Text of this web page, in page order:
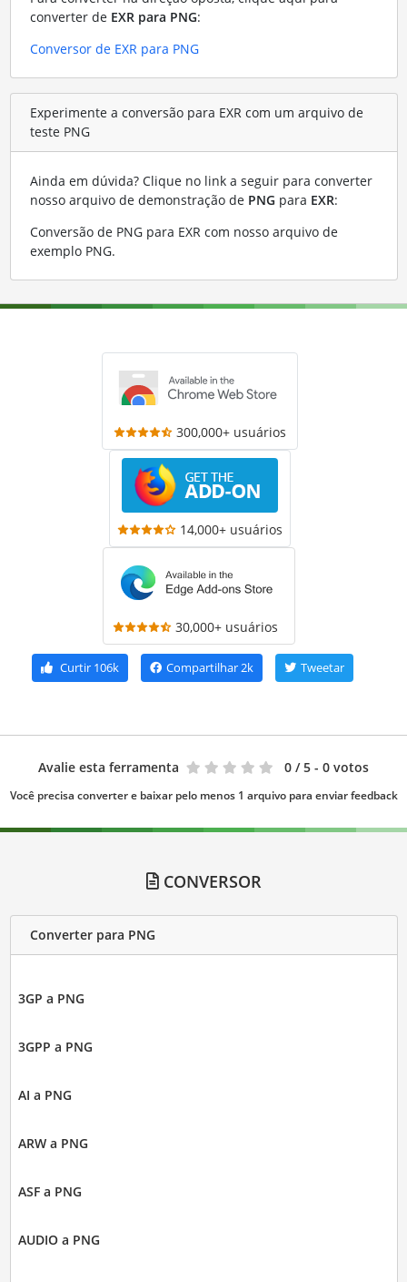
converter de EXR para PNG:
Conversor de EXR para PNG
Experimente a conversão para EXR com um arquivo de
teste PNG
Ainda em dúvida? Clique no link a seguir para converter
nosso arquivo de demonstração de PNG para EXR:
Conversão de PNG para EXR com nosso arquivo de
exemplo PNG.
300,000+ usuários
14,000+ usuários
30,000+ usuários
Curtir 106k Compartilhar2k Tweetar
Avalie esta ferramenta 0 / 5 - 0 votos
Você precisa converter e baixar pelo menos 1 arquivo para enviar feedback
CONVERSOR
Converter para PNG
3GP a PNG
3GPP a PNG
AI a PNG
ARW a PNG
ASF a PNG
AUDIO a PNG